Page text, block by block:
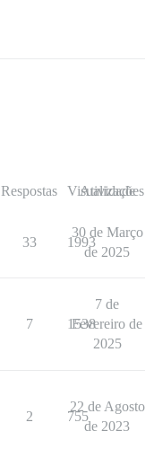
Respostas Visualizações
Atividade
33 1993
30 de Março
de 2025
7 1538
7 de
Fevereiro de
2025
2 755
22 de Agosto
de 2023